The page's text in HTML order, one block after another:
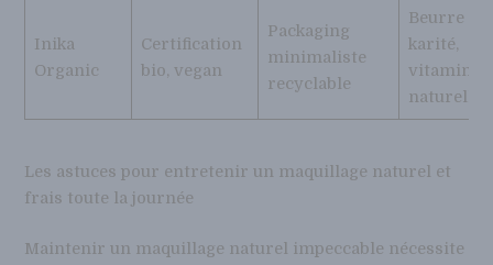
Inika
Organic
Certification
bio, vegan
Packaging
minimaliste
recyclable
Beurre de
karité,
vitamines
naturelles
Les astuces pour entretenir un maquillage naturel et
frais toute la journée
Maintenir un maquillage naturel impeccable nécessite